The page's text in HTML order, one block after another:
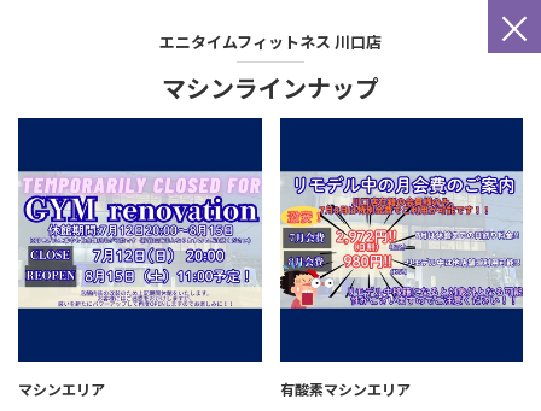
×
エニタイムフィットネス 川口店
マシンラインナップ
マシンエリア 有酸素マシンエリア